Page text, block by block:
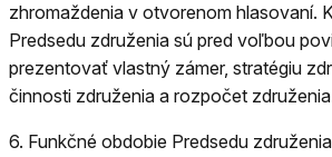
zhromaždenia v otvorenom hlasovaní.
Predsedu združenia sú pred voľbou
prezentovať vlastný zámer, stratégiu
činnosti združenia a rozpočet
6. Funkčné obdobie Predsedu